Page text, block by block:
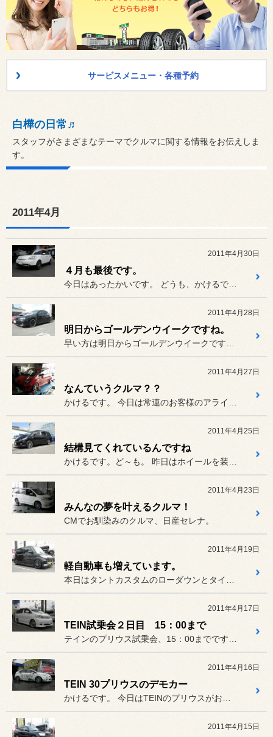
サービスメニュー・各種予約
白樺の日常♬
スタッフがさまざまなテーマでクルマに関する情報をお伝えしま
す。
2011年4月
2011年4月30日
４月も最後です。
2011年4月28日
明日からゴールデンウイークですね。
2011年4月27日
なんていうクルマ？？
2011年4月25日
結構見てくれているんですね
2011年4月23日
みんなの夢を叶えるクルマ！
CMでお馴染みのクルマ、日産セレナ。
2011年4月19日
軽自動車も増えています。
2011年4月17日
TEIN試乗会２日目 15：00まで
2011年4月16日
TEIN 30プリウスのデモカー
2011年4月15日